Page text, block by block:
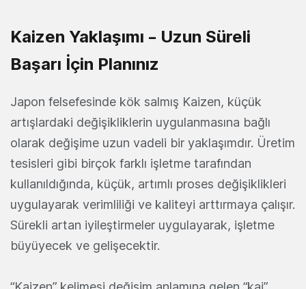
Kaizen Yaklaşımı – Uzun Süreli
Başarı İçin Planınız
Japon felsefesinde kök salmış Kaizen, küçük
artışlardaki değişikliklerin uygulanmasına bağlı
olarak değişime uzun vadeli bir yaklaşımdır. Üretim
tesisleri gibi birçok farklı işletme tarafından
kullanıldığında, küçük, artımlı proses değişiklikleri
uygulayarak verimliliği ve kaliteyi arttırmaya çalışır.
Sürekli artan iyileştirmeler uygulayarak, işletme
büyüyecek ve gelişecektir.